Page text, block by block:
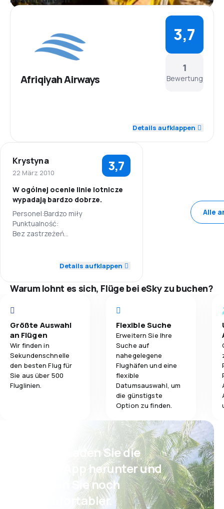
Afriqiyah Airways
1
Bewertung
3,7
Flugnetz
Ticketpreise
Reisekomfort 4,0
Verpflegung
Details aufklappen
Krystyna
22 März 2010 3,7
W ogólnej ocenie linie lotnicze
wypadają bardzo dobrze.
Personel:Bardzo miły
Punktualność:
Bez zastrzeżeń
taniej, choć loty do Afryko ogólnie
drogie
Wyjątkowo dobry, samolot
zaskakująco nowy, piękny z
komputerem przed kazdym
siedzeniem
Przewóz bagażu:
Bardzo dobry,bo mozna na ten lot
w cenie biletu zabrac 2X 24 kg
bagazu + bagaz podreczny
3,0
Ticketpreise 3,0
Reisekomfort 4,0
Gepäckbeförderung 4,0
4,0
Details aufklappen
Alle
Warum lohnt es sich, Flüge bei eSky zu buchen?
Größte Auswahl
an Flügen
Wir finden in
Sekundenschnelle
den besten Flug für
Sie aus über 500
Fluglinien.
Flexible Suche
Erweitern Sie Ihre
Suche auf
nahegelegene
Flughäfen und eine
flexible
Datumsauswahl, um
die günstigste
Option zu finden.
Psst! Laden Sie die
eSky App herunter und
reisen Sie noch
komfortabler.